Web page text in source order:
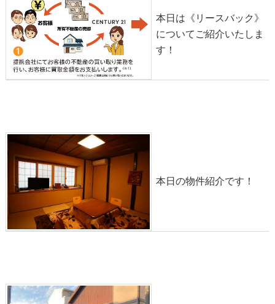
本日は《リースバック》
についてご紹介いたしま
す！
本日の物件紹介です！